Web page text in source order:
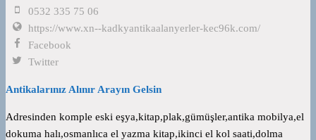
0532 335 75 06
https://www.xn--kadkyantikaalanyerler-kec96k.com/
Facebook
Twitter
Antikalarınız Alınır Arayın Gelsin
Adresinden komple eski eşya,kitap,plak,gümüşler,antika mobilya,el
dokuma halı,osmanlıca el yazma kitap,ikinci el kol saati,dolma